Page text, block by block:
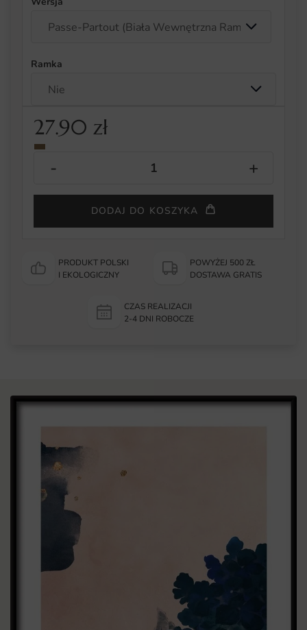
Ramka
27.90 zł
DODAJ DO KOSZYKA
PRODUKT POLSKI
I EKOLOGICZNY
POWYŻEJ 500 ZŁ
DOSTAWA GRATIS
CZAS REALIZACJI
2-4 DNI ROBOCZE